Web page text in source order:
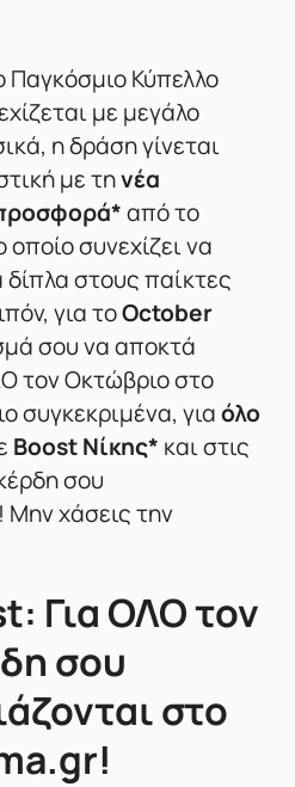
Κύπελλο
με μεγάλο
η δράση γίνεται
με τηνέα
από το
οποίο συνεχίζει να
στους παίκτες
για τοOctober
σου να αποκτά
τον Οκτώβριο στο
συγκεκριμένα, γιαόλο
Boost Νίκης* και στις
σου
Μην χάσεις την
Για ΟΛΟ τον
σου
στο